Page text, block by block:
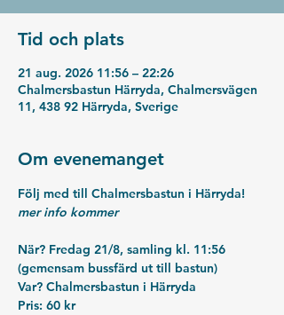
Tid och plats
21 aug. 2026 11:56 – 22:26
Chalmersbastun Härryda, Chalmersvägen
11, 438 92 Härryda, Sverige
Om evenemanget
Följ med till Chalmersbastun i Härryda!
mer info kommer
När? Fredag 21/8, samling kl. 11:56
(gemensam bussfärd ut till bastun)
Var? Chalmersbastun i Härryda
Pris: 60 kr